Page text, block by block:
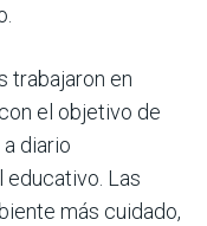
trabajaron en
el objetivo de
diario
educativo. Las
más cuidado,